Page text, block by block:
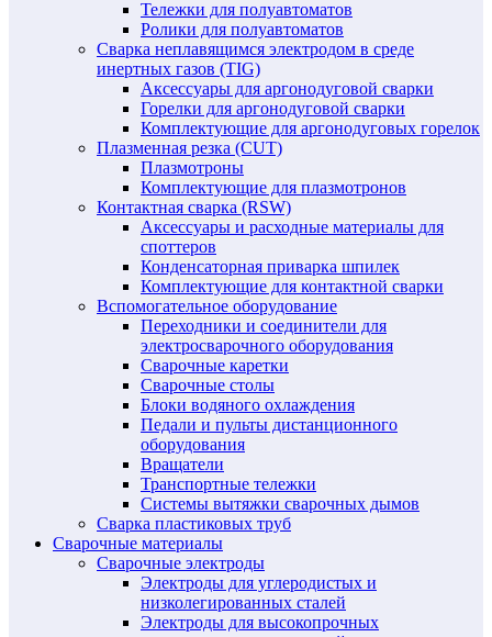
Тележки для полуавтоматов
Ролики для полуавтоматов
Сварка неплавящимся электродом в среде
инертных газов (TIG)
Аксессуары для аргонодуговой сварки
Горелки для аргонодуговой сварки
Комплектующие для аргонодуговых горелок
Плазменная резка (CUT)
Плазмотроны
Комплектующие для плазмотронов
Контактная сварка (RSW)
Аксессуары и расходные материалы для
споттеров
Конденсаторная приварка шпилек
Комплектующие для контактной сварки
Вспомогательное оборудование
Переходники и соединители для
электросварочного оборудования
Сварочные каретки
Сварочные столы
Блоки водяного охлаждения
Педали и пульты дистанционного
оборудования
Вращатели
Транспортные тележки
Системы вытяжки сварочных дымов
Сварка пластиковых труб
Сварочные материалы
Сварочные электроды
Электроды для углеродистых и
низколегированных сталей
Электроды для высокопрочных